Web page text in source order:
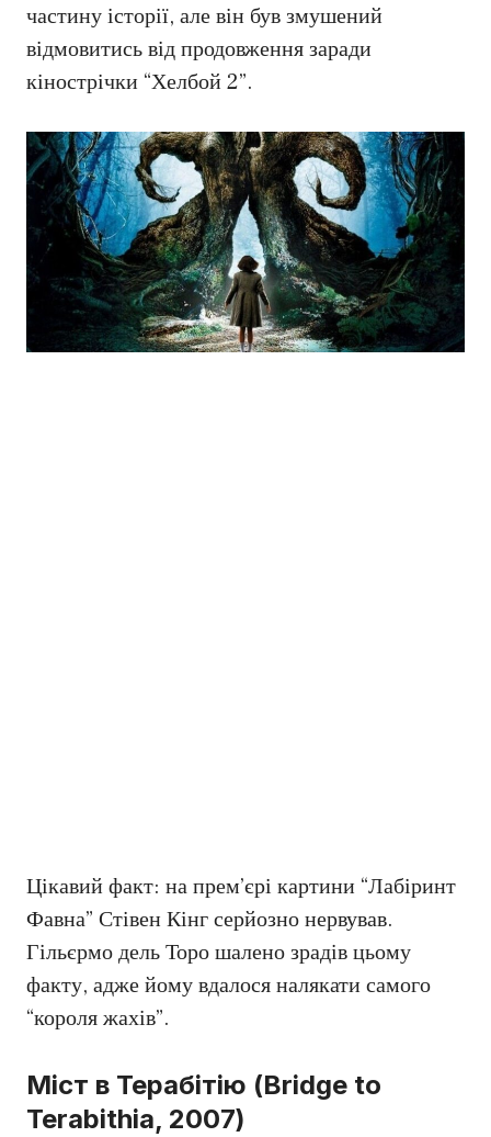
частину історії, але він був змушений
відмовитись від продовження заради
кінострічки “Хелбой 2”.
Цікавий факт: на прем’єрі картини “Лабіринт
Фавна” Стівен Кінг серйозно нервував.
Гільєрмо дель Торо шалено зрадів цьому
факту, адже йому вдалося налякати самого
“короля жахів”.
Міст в Терабітію (Bridge to
Terabithia, 2007)